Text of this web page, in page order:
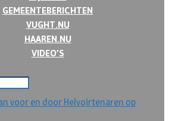
GEMEENTEBERICHTEN
VUGHT.NU
HAAREN.NU
VIDEO’S